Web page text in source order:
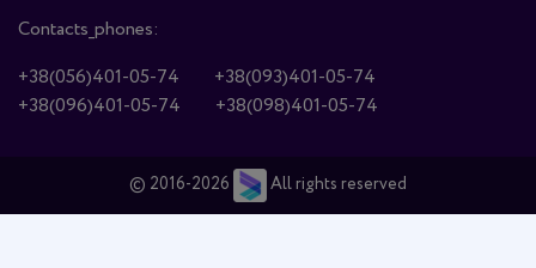
Contacts_phones:
+38(056)401-05-74
+38(093)401-05-74
+38(096)401-05-74
+38(098)401-05-74
© 2016-2026 All rights reserved